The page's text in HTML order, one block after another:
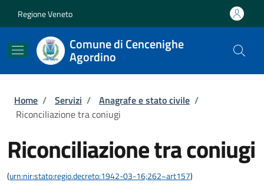
Regione Veneto
Comune di Cencenighe
Agordino
Briciole di pane
Home / Servizi / Anagrafe e stato civile /
Riconciliazione tra coniugi
Riconciliazione tra coniugi
(urn:nir:stato:regio.decreto:1942-03-16;262~art157)